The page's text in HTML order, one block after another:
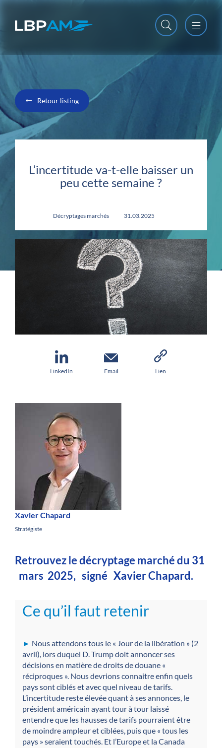
Open
Close
Retour listing
L’incertitude va-t-elle baisser un
peu cette semaine ?
Décryptages marchés 31.03.2025
LinkedIn Email Lien
Retrouvez le décryptage marché du 31
mars 2025, signé Xavier Chapard.
Ce qu’il faut retenir
► Nous attendons tous le « Jour de la libération » (2
avril), lors duquel D. Trump doit annoncer ses
décisions en matière de droits de douane «
réciproques ». Nous devrions connaitre enfin quels
pays sont ciblés et avec quel niveau de tarifs.
L’incertitude reste élevée quant à ses annonces, le
président américain ayant tour à tour laissé
entendre que les hausses de tarifs pourraient être
de moindre ampleur et ciblées, puis que « tous les
pays » seraient touchés. Et l’Europe et la Canada
Xavier Chapard
Stratégiste